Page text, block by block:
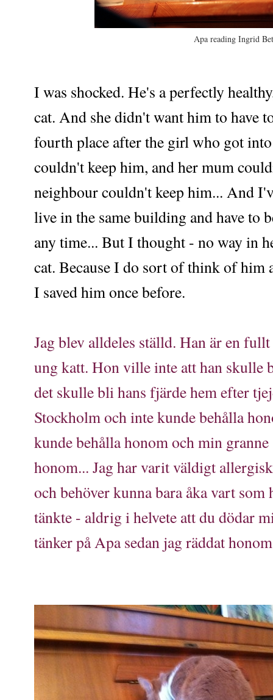
Apa reading Ingrid
I was shocked. He's a perfectly
cat. And she didn't want him to have
fourth place after the girl who got
couldn't keep him, and her mum
neighbour couldn't keep him... And
live in the same building and have to
any time... But I thought - no way in
cat. Because I do sort of think of him
I saved him once before.
Jag blev alldeles ställd. Han är en
ung katt. Hon ville inte att han skulle
det skulle bli hans fjärde hem efter
Stockholm och inte kunde behålla
kunde behålla honom och min
honom... Jag har varit väldigt
och behöver kunna bara åka vart
tänkte - aldrig i helvete att du dödar
tänker på Apa sedan jag räddat